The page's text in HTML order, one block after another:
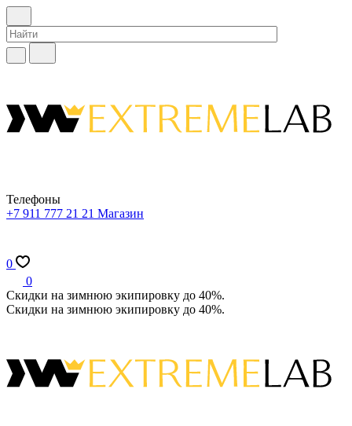
Телефоны
+7 911 777 21 21 Магазин
0
0
Скидки на зимнюю экипировку до 40%.
Скидки на зимнюю экипировку до 40%.